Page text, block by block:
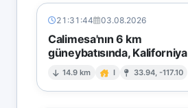
21:31:44 03.08.2026
Calimesa'nın 6 km
güneybatısında, Kaliforniya
14.9 km I 33.94, -117.10